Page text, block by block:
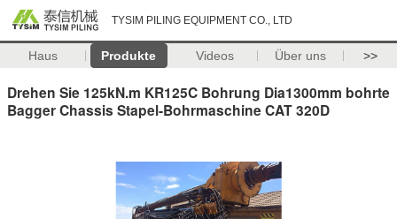
TYSIM PILING EQUIPMENT CO., LTD
Haus Produkte Videos Über uns >>
Drehen Sie 125kN.m KR125C Bohrung Dia1300mm bohrte
Bagger Chassis Stapel-Bohrmaschine CAT 320D